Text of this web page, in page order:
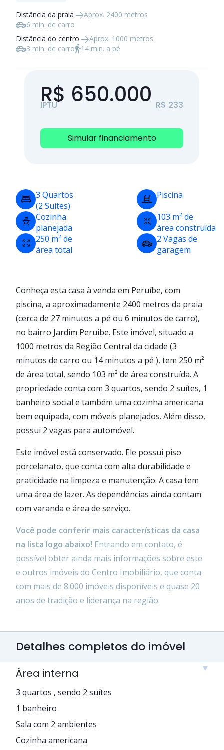
Distância da praia
Aprox. 2400 metros
6 min. de carro
Distância do centro
Aprox. 1000 metros
3 min. de carro
14 min. a pé
R$ 650.000
IPTU R$ 233
Simular financiamento
3 Quartos
(2 Suítes)
Piscina
Cozinha
planejada
103 m² de
área construída
250 m² de
área total
2 Vagas de
garagem
Conheça esta casa à venda em Peruíbe, com
piscina, a aproximadamente 2400 metros da praia
(cerca de 27 minutos a pé ou 6 minutos de carro),
no bairro Jardim Peruibe. Este imóvel, situado a
1000 metros da Região Central da cidade (3
minutos de carro ou 14 minutos a pé ), tem 250 m²
de área total, sendo 103 m² de área construída. A
propriedade conta com 3 quartos, sendo 2 suítes, 1
banheiro social e também uma cozinha americana
bem equipada, com móveis planejados. Além disso,
possui 2 vagas para automóvel.
Este imóvel está conservado. Ele possui piso
porcelanato, que conta com alta durabilidade e
praticidade na limpeza e manutenção. A casa tem
uma área de lazer. As dependências ainda contam
com varanda e área de serviço.
Você pode conferir mais características da casa
na lista logo abaixo! Entrando em contato, é
possível obter ainda mais informações sobre este
e outros imóveis do Centro Imobiliário, que conta
com mais de 8.000 imóveis disponíveis e quase 20
anos de tradição e liderança na região.
Detalhes completos do imóvel
Área interna
3 quartos , sendo 2 suítes
1 banheiro
Sala com 2 ambientes
Cozinha americana